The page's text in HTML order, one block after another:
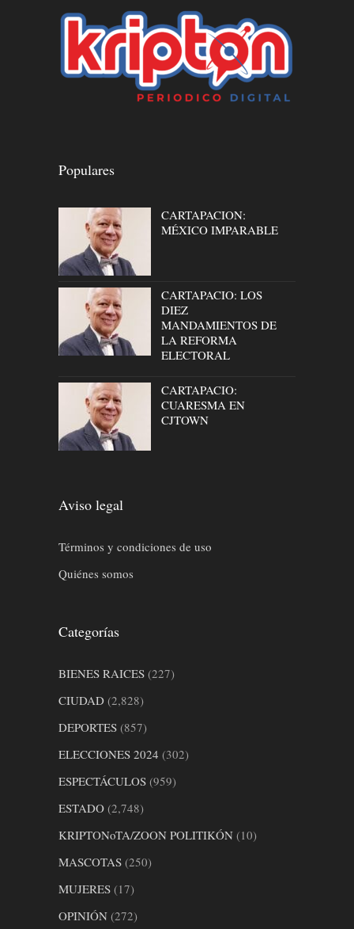
Populares
CARTAPACION:
MÉXICO IMPARABLE
CARTAPACIO: LOS
DIEZ
MANDAMIENTOS DE
LA REFORMA
ELECTORAL
CARTAPACIO:
CUARESMA EN
CJTOWN
Aviso legal
Términos y condiciones de uso
Quiénes somos
Categorías
BIENES RAICES (227)
CIUDAD (2,828)
DEPORTES (857)
ELECCIONES 2024 (302)
ESPECTÁCULOS (959)
ESTADO (2,748)
KRIPTONoTA/ZOON POLITIKÓN (10)
MASCOTAS (250)
MUJERES (17)
OPINIÓN (272)